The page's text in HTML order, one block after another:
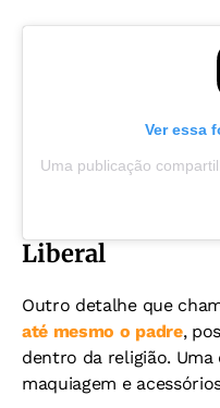
Ver essa
Liberal
Outro detalhe que
até mesmo o padre,
dentro da religião.
maquiagem e